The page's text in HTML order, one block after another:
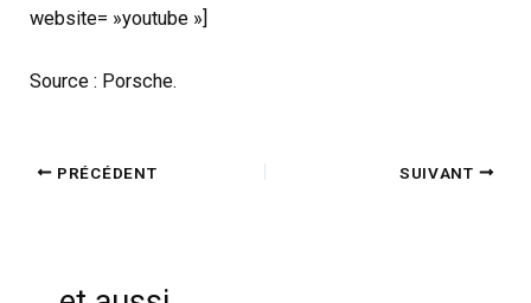
website= »youtube »]
Source : Porsche.
PRÉCÉDENT SUIVANT